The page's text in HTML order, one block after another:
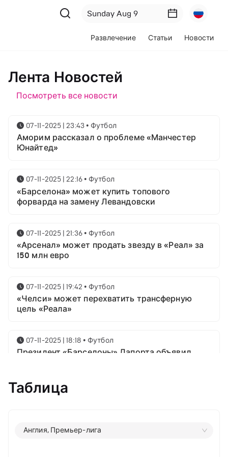
Развлечение Статьи Новости
Лента Новостей
Посмотреть все новости
07-11-2025 | 23:43 • Футбол
Аморим рассказал о проблеме «Манчестер
Юнайтед»
07-11-2025 | 22:16 • Футбол
«Барселона» может купить топового
форварда на замену Левандовски
07-11-2025 | 21:36 • Футбол
«Арсенал» может продать звезду в «Реал» за
150 млн евро
07-11-2025 | 19:42 • Футбол
«Челси» может перехватить трансферную
цель «Реала»
07-11-2025 | 18:18 • Футбол
Президент «Барселоны» Лапорта объявил
07-11-2025 | 16:23
ФИФА
Таблица
Англия, Премьер-лига